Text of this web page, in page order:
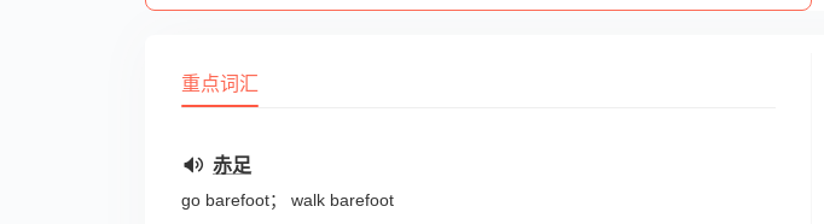
重点词汇
赤足
go barefoot； walk barefoot